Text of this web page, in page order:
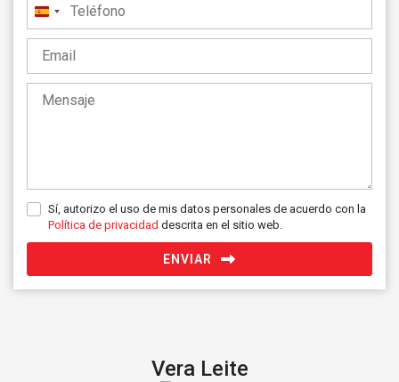
España
+34
Sí, autorizo el uso de mis datos personales de acuerdo con la
Política de privacidad descrita en el sitio web.
ENVIAR
Vera Leite